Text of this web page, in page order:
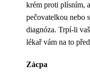
krém proti plísním,
pečovatelkou nebo
diagnóza. Trpí-li
lékař vám na to
Zácpa